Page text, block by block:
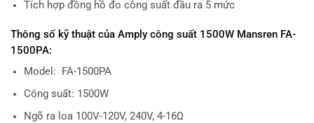
Tích hợp đồng hồ đo công suất đầu ra 5 mức
Thông số kỹ thuật của Amply công suất 1500W Mansren FA-
1500PA:
Model: FA-1500PA
Công suất: 1500W
Ngõ ra loa 100V-120V, 240V, 4-16Ω